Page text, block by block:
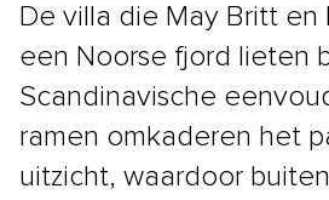
De villa die May Britt en
een Noorse fjord lieten
Scandinavische
ramen omkaderen het
uitzicht, waardoor